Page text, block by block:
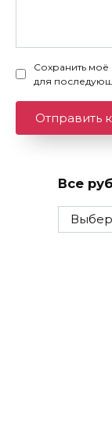
Сохранить моё
для
Все
Все
рубрики